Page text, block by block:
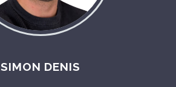
SIMON DENIS